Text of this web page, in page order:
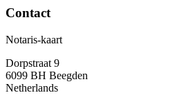
Contact
Notaris-kaart
Dorpstraat 9
6099 BH Beegden
Netherlands